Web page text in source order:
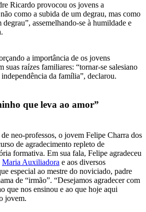
Ricardo provocou os jovens a
como a subida de um degrau, mas como
degrau”, assemelhando-se à humildade e
a importância de os jovens
suas raízes familiares: “tornar-se salesiano
da família”, declarou.
que leva ao amor”
neo-professos, o jovem Felipe Charra dos
de agradecimento repleto de
formativa. Em sua fala, Felipe agradeceu
Maria Auxiliadora e aos diversos
especial ao mestre do noviciado, padre
de “irmão”. “Desejamos agradecer com
que nos ensinou e ao que hoje aqui
jovem.